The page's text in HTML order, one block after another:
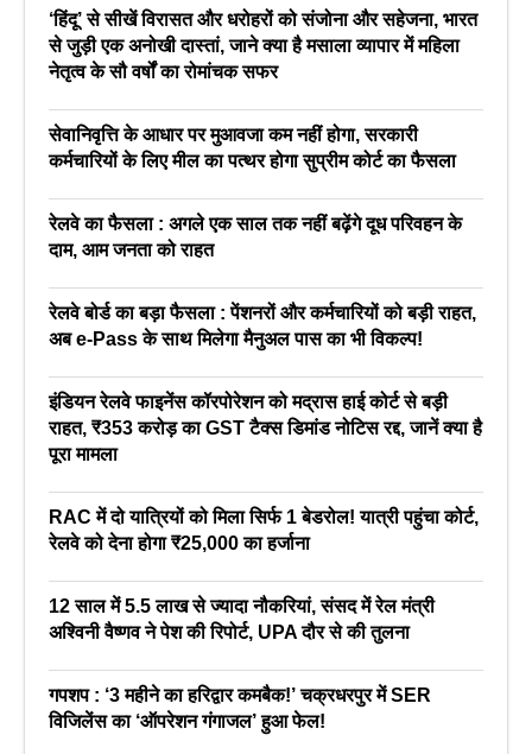
‘हिंदू’ से सीखें विरासत और धरोहरों को संजोना और सहेजना, भारत
से जुड़ी एक अनोखी दास्तां, जाने क्या है मसाला व्यापार में महिला
नेतृत्व के सौ वर्षों का रोमांचक सफर
सेवानिवृत्ति के आधार पर मुआवजा कम नहीं होगा, सरकारी
कर्मचारियों के लिए मील का पत्थर होगा सुप्रीम कोर्ट का फैसला
रेलवे का फैसला : अगले एक साल तक नहीं बढ़ेंगे दूध परिवहन के
दाम, आम जनता को राहत
रेलवे बोर्ड का बड़ा फैसला : पेंशनरों और कर्मचारियों को बड़ी राहत,
अब e-Pass के साथ मिलेगा मैनुअल पास का भी विकल्प!
इंडियन रेलवे फाइनेंस कॉरपोरेशन को मद्रास हाई कोर्ट से बड़ी
राहत, ₹353 करोड़ का GST टैक्स डिमांड नोटिस रद्द, जानें क्या है
पूरा मामला
RAC में दो यात्रियों को मिला सिर्फ 1 बेडरोल! यात्री पहुंचा कोर्ट,
रेलवे को देना होगा ₹25,000 का हर्जाना
12 साल में 5.5 लाख से ज्यादा नौकरियां, संसद में रेल मंत्री
अश्विनी वैष्णव ने पेश की रिपोर्ट, UPA दौर से की तुलना
गपशप : ‘3 महीने का हरिद्वार कमबैक!’ चक्रधरपुर में SER
विजिलेंस का ‘ऑपरेशन गंगाजल’ हुआ फेल!